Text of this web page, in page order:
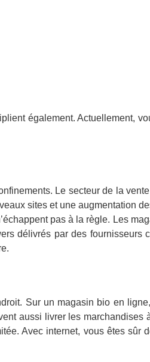
également. Actuellement,
Le secteur de la
sites et une augmentation
pas à la règle. Les
délivrés par des fournisseurs
Sur un magasin bio en
aussi livrer les marchandises
Avec internet, vous êtes sûr